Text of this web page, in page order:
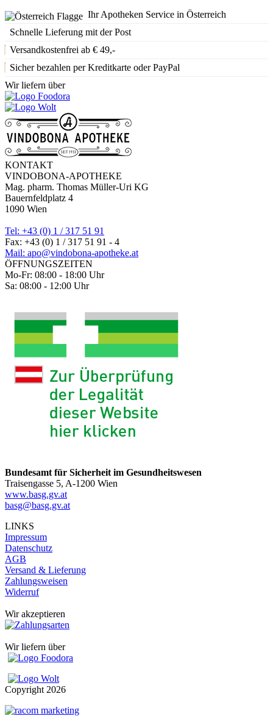
Ihr Apotheken Service in Österreich
Schnelle Lieferung mit der Post
Versandkostenfrei ab € 49,-
Sicher bezahlen per Kreditkarte oder PayPal
Wir liefern über
KONTAKT
VINDOBONA-APOTHEKE
Mag. pharm. Thomas Müller-Uri KG
Bauernfeldplatz 4
1090 Wien
Tel: +43 (0) 1 / 317 51 91
Fax: +43 (0) 1 / 317 51 91 - 4
Mail: apo@vindobona-apotheke.at
ÖFFNUNGSZEITEN
Mo-Fr: 08:00 - 18:00 Uhr
Sa: 08:00 - 12:00 Uhr
Bundesamt für Sicherheit im Gesundheitswesen
Traisengasse 5, A-1200 Wien
www.basg.gv.at
basg@basg.gv.at
LINKS
Impressum
Datenschutz
AGB
Versand & Lieferung
Zahlungsweisen
Widerruf
Wir akzeptieren
Wir liefern über
Copyright 2026